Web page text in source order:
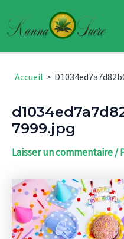
au
contenu
Accueil
7999.jpg
Laisser un commentaire/